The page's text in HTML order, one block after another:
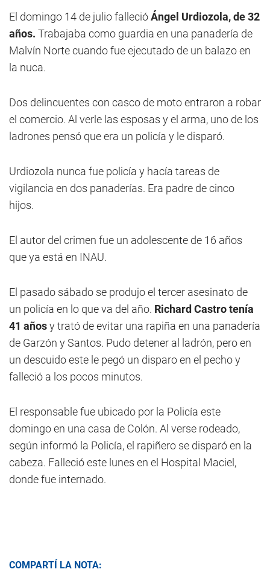
El domingo 14 de julio fallecióÁngel Urdiozola, de 32
años. Trabajaba como guardia en una panadería de
Malvín Norte cuando fue ejecutado de un balazo en
la nuca.
Dos delincuentes con casco de moto entraron a robar
el comercio. Al verle las esposas y el arma, uno de los
ladrones pensó que era un policía y le disparó.
Urdiozola nunca fue policía y hacía tareas de
vigilancia en dos panaderías. Era padre de cinco
hijos.
El autor del crimen fue un adolescente de 16 años
que ya está en INAU.
El pasado sábado se produjo el tercer asesinato de
un policía en lo que va del año. Richard Castro tenía
41 añosy trató de evitar una rapiña en una panadería
de Garzón y Santos. Pudo detener al ladrón, pero en
un descuido este le pegó un disparo en el pecho y
falleció a los pocos minutos.
El responsable fue ubicado por la Policía este
domingo en una casa de Colón. Al verse rodeado,
según informó la Policía, el rapiñero se disparó en la
cabeza. Falleció este lunes en el Hospital Maciel,
donde fue internado.
COMPARTÍ LA NOTA: